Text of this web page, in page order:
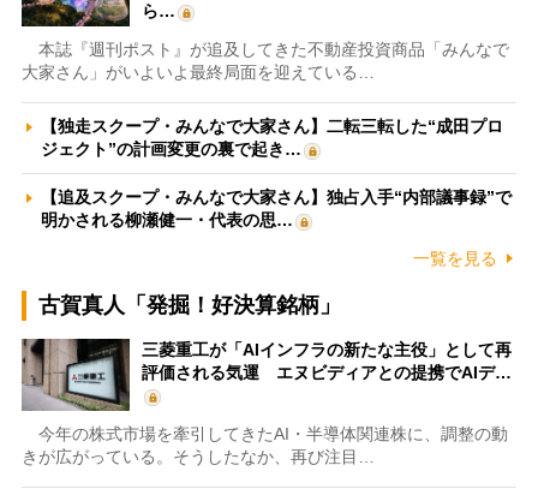
ら…
本誌『週刊ポスト』が追及してきた不動産投資商品「みんなで
大家さん」がいよいよ最終局面を迎えている…
【独走スクープ・みんなで大家さん】二転三転した“成田プロ
ジェクト”の計画変更の裏で起き…
【追及スクープ・みんなで大家さん】独占入手“内部議事録”で
明かされる柳瀬健一・代表の思…
一覧を見る
古賀真人「発掘！好決算銘柄」
三菱重工が「AIインフラの新たな主役」として再
評価される気運 エヌビディアとの提携でAIデ…
今年の株式市場を牽引してきたAI・半導体関連株に、調整の動
きが広がっている。そうしたなか、再び注目…